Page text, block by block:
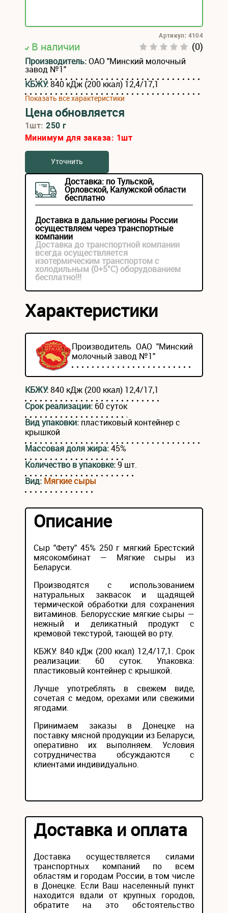
В наличии (0)
Артикул: 4104
Производитель:ОАО "Минский молочный
завод №1"
КБЖУ:840 кДж (200 ккал) 12,4/17,1
Показать все характеристики
Цена обновляется
1шт:250 г
Минимум для заказа: 1шт
Уточнить
Доставка: по Тульской,
Орловской, Калужской области
бесплатно
Доставка в дальние регионы России
осуществляем через транспортные
компании
Доставка до транспортной компании
всегда осуществляется
изотермическим транспортом с
холодильным (0+5°С) оборудованием
бесплатно!!!
Характеристики
Производитель ОАО "Минский
молочный завод №1"
КБЖУ:840 кДж (200 ккал) 12,4/17,1
Срок реализации: 60 суток
Вид упаковки: пластиковый контейнер с
крышкой
Массовая доля жира:45%
Количество в упаковке:9 шт.
Вид: Мягкие сыры
Описание
Сыр "Фету" 45% 250 г мягкий Брестский
мясокомбинат — Мягкие сыры из
Беларуси.
Производятся с использованием
натуральных заквасок и щадящей
термической обработки для сохранения
витаминов. Белорусские мягкие сыры —
нежный и деликатный продукт с
кремовой текстурой, тающей во рту.
КБЖУ: 840 кДж (200 ккал) 12,4/17,1. Срок
реализации: 60 суток. Упаковка:
пластиковый контейнер с крышкой.
Лучше употреблять в свежем виде,
сочетая с медом, орехами или свежими
ягодами.
Принимаем заказы в Донецке на
поставку мясной продукции из Беларуси,
оперативно их выполняем. Условия
сотрудничества обсуждаются с
клиентами индивидуально.
Доставка и оплата
Доставка осуществляется силами
транспортных компаний по всем
областям и городам России, в том числе
в Донецке. Если Ваш населенный пункт
находится вдали от крупных городов,
обратите на это обстоятельство